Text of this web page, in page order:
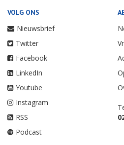
VOLG ONS
Nieuwsbrief
Twitter
Facebook
LinkedIn
Youtube
Instagram
RSS
Podcast